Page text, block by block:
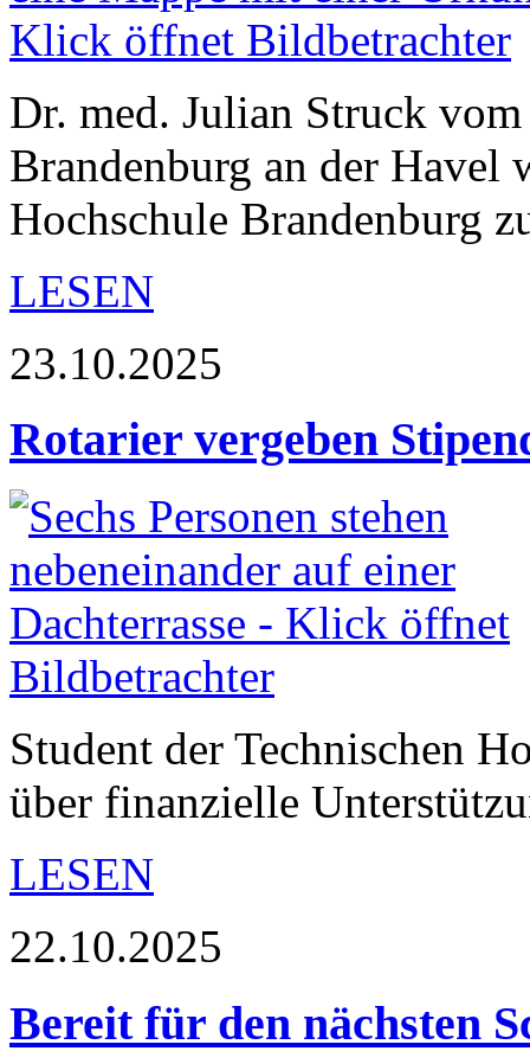
Dr. med. Julian Struck
Brandenburg an der Havel
Hochschule Brandenburg
LESEN
23.10.2025
Rotarier vergeben
Student der Technischen
über finanzielle
LESEN
22.10.2025
Bereit für den nächsten